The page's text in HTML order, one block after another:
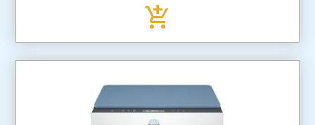
add_shopping_cart